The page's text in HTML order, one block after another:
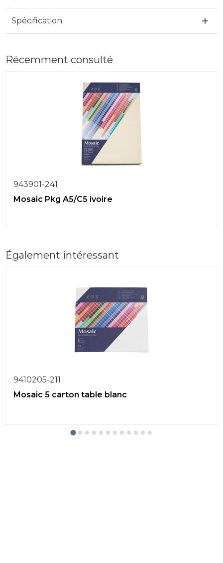
Spécification
Récemment consulté
943901-241
Mosaic Pkg A5/C5 ivoire
Également intéressant
9410205-211
Mosaic 5 carton table blanc